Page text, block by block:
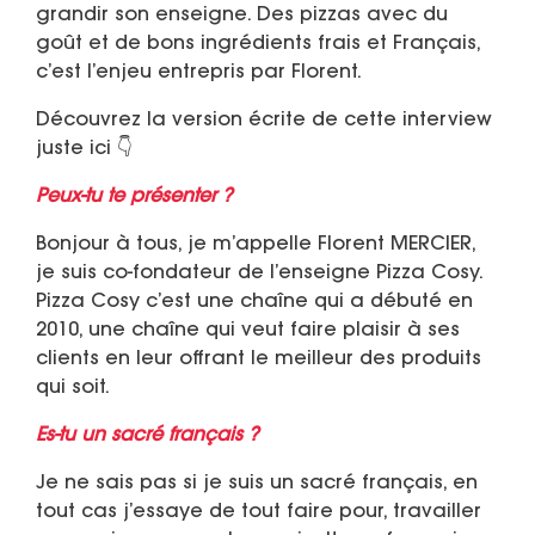
grandir son enseigne. Des pizzas avec du
goût et de bons ingrédients frais et Français,
c’est l’enjeu entrepris par Florent.
Découvrez la version écrite de cette interview
juste ici 👇
Peux-tu te présenter ?
Bonjour à tous, je m’appelle Florent MERCIER,
je suis co-fondateur de l’enseigne Pizza Cosy.
Pizza Cosy c’est une chaîne qui a débuté en
2010, une chaîne qui veut faire plaisir à ses
clients en leur offrant le meilleur des produits
qui soit.
Es-tu un sacré français ?
Je ne sais pas si je suis un sacré français, en
tout cas j’essaye de tout faire pour, travailler